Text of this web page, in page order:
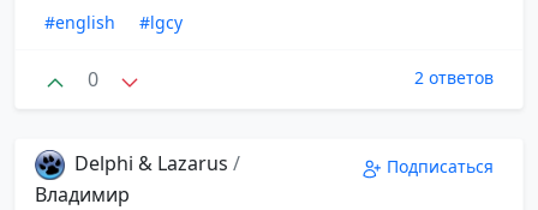
#english
#lgcy
0 2 ответов
Delphi & Lazarus /
Владимир
Подписаться